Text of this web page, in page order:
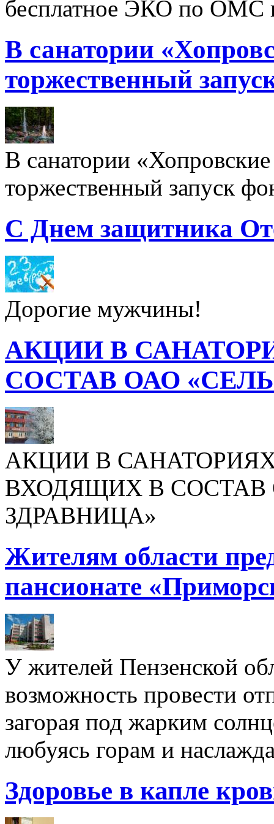
бесплатное ЭКО по ОМС
В санатории
торжественный
В санатории «Хопровские
торжественный запуск
С Днем защитника
Дорогие мужчины!
АКЦИИ В
СОСТАВ ОАО
АКЦИИ В
ВХОДЯЩИХ В СОСТАВ
ЗДРАВНИЦА»
Жителям области
пансионате
У жителей Пензенской
возможность провести
загорая под жарким
любуясь горам и
Здоровье в капле